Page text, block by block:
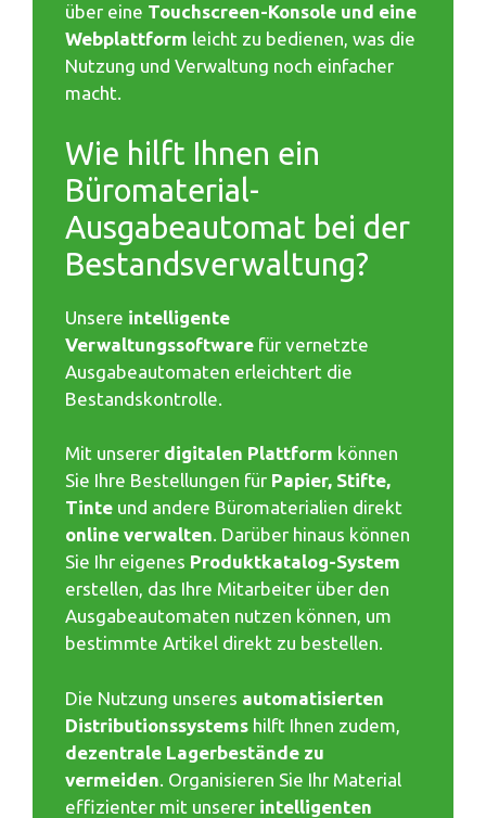
über eine Touchscreen-Konsole und eine
Webplattform leicht zu bedienen, was die
Nutzung und Verwaltung noch einfacher
macht.
Wie hilft Ihnen ein
Büromaterial-
Ausgabeautomat bei der
Bestandsverwaltung?
Unsere intelligente
Verwaltungssoftware für vernetzte
Ausgabeautomaten erleichtert die
Bestandskontrolle.
Mit unserer digitalen Plattform können
Sie Ihre Bestellungen für Papier, Stifte,
Tinte und andere Büromaterialien direkt
online verwalten. Darüber hinaus können
Sie Ihr eigenes Produktkatalog-System
erstellen, das Ihre Mitarbeiter über den
Ausgabeautomaten nutzen können, um
bestimmte Artikel direkt zu bestellen.
Die Nutzung unseres automatisierten
Distributionssystems hilft Ihnen zudem,
dezentrale Lagerbestände zu
vermeiden. Organisieren Sie Ihr Material
effizienter mit unserer intelligenten